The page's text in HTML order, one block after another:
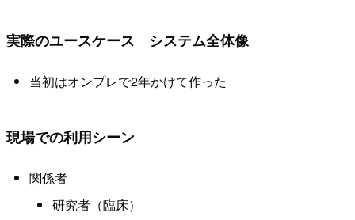
実際のユースケース システム全体像
当初はオンプレで2年かけて作った
現場での利用シーン
関係者
研究者（臨床）